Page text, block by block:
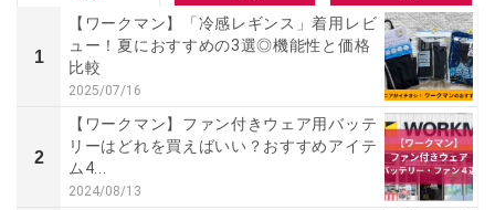
1
【ワークマン】「冷感レギンス」着用レビ
ュー！夏におすすめの3選◎機能性と価格
比較
2025/07/16
2
【ワークマン】ファン付きウェア用バッテ
リーはどれを買えばいい？おすすめアイテ
ム4...
2024/08/13